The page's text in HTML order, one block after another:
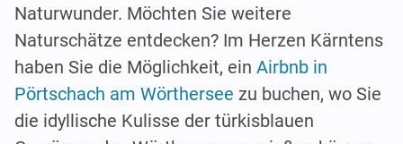
Naturwunder. Möchten Sie weitere
Naturschätze entdecken? Im Herzen Kärntens
haben Sie die Möglichkeit, ein Airbnb in
Pörtschach am Wörthersee zu buchen, wo Sie
die idyllische Kulisse der türkisblauen